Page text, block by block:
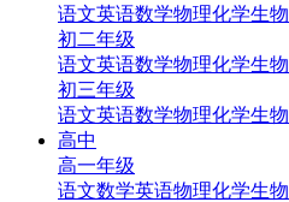
语文英语数学物理化学生物
初二年级
语文英语数学物理化学生物
初三年级
语文英语数学物理化学生物
高中
高一年级
‌语文‌数学英语‌物理‌化学‌生物